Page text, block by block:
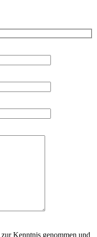
zur Kenntnis genommen und